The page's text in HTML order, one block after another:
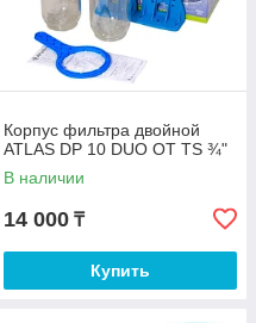
Корпус фильтра двойной
ATLAS DP 10 DUO OT TS ¾"
В наличии
14 000 ₸
Купить